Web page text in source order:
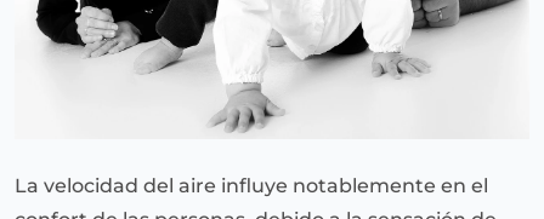
La velocidad del aire influye notablemente en el